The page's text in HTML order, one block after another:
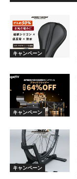
キャンペーン
キャンペーン
キャンペーン